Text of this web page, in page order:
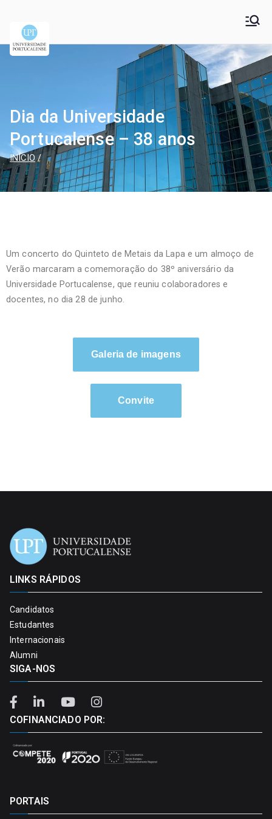
Universidade
Portucalense – Infante
D. Henrique
Universidade Portucalense Infante D. Henrique is a
cooperative higher education and scientific research
Dia da Universidade
Portucalense – 38 anos
INÍCIO
Um concerto do Quinteto de Metais da Lapa e um almoço de
Verão marcaram a comemoração do 38º aniversário da
Universidade Portucalense, que reuniu colaboradores e
docentes, no dia 28 de junho.
Galeria de imagens
Convite
LINKS RÁPIDOS
Candidatos
Estudantes
Internacionais
Alumni
SIGA-NOS
COFINANCIADO POR:
PORTAIS